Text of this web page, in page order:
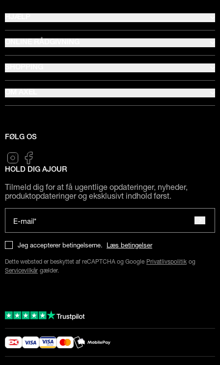
FØLG OS
HOLD DIG AJOUR
Tilmeld dig for at få ugentlige opdateringer, nyheder,
produktopdateringer og eksklusivt indhold først.
E-mail*
Jeg accepterer betingelserne. Læs betingelser
Dette websted er beskyttet af reCAPTCHA og Google Privatlivspolitik og
Servicevilkår gælder.